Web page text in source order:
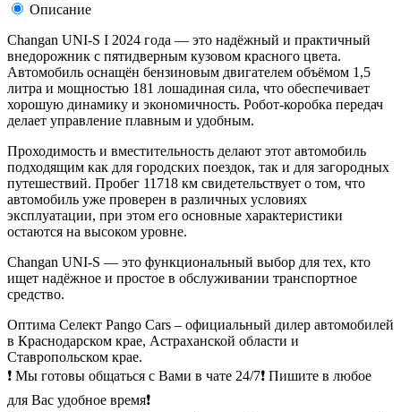
Описание
Changan UNI-S I 2024 года — это надёжный и практичный
внедорожник с пятидверным кузовом красного цвета.
Автомобиль оснащён бензиновым двигателем объёмом 1,5
литра и мощностью 181 лошадиная сила, что обеспечивает
хорошую динамику и экономичность. Робот-коробка передач
делает управление плавным и удобным.
Проходимость и вместительность делают этот автомобиль
подходящим как для городских поездок, так и для загородных
путешествий. Пробег 11718 км свидетельствует о том, что
автомобиль уже проверен в различных условиях
эксплуатации, при этом его основные характеристики
остаются на высоком уровне.
Changan UNI-S — это функциональный выбор для тех, кто
ищет надёжное и простое в обслуживании транспортное
средство.
Оптима Селект Pango Cars – официальный дилер автомобилей
в Краснодарском крае, Астраханской области и
Ставропольском крае.
❗ Мы готовы общаться с Вами в чате 24/7❗ Пишите в любое
для Вас удобное время❗